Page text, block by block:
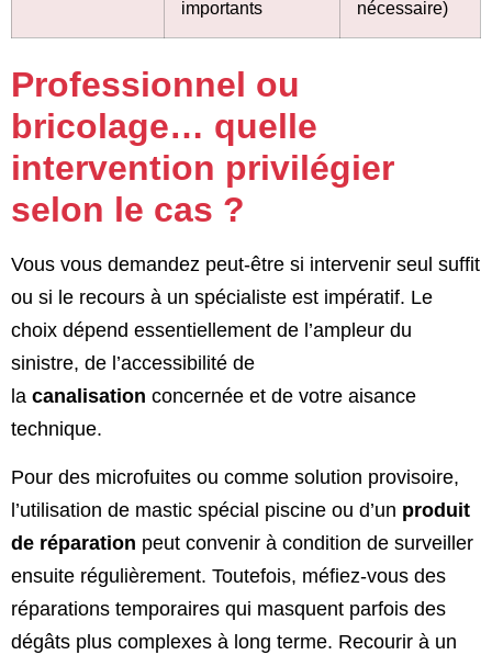
importants nécessaire)
Professionnel ou
bricolage… quelle
intervention privilégier
selon le cas ?
Vous vous demandez peut-être si intervenir seul suffit
ou si le recours à un spécialiste est impératif. Le
choix dépend essentiellement de l’ampleur du
sinistre, de l’accessibilité de
la canalisation concernée et de votre aisance
technique.
Pour des microfuites ou comme solution provisoire,
l’utilisation de mastic spécial piscine ou d’un produit
de réparation peut convenir à condition de surveiller
ensuite régulièrement. Toutefois, méfiez-vous des
réparations temporaires qui masquent parfois des
dégâts plus complexes à long terme. Recourir à un